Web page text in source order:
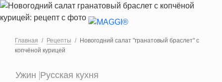
Перейти к основному содержанию
Главная Рецепты
Новогодний салат "гранатовый браслет" с
копчёной курицей
Ужин Русская кухня